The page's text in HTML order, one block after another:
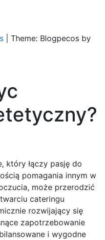
Theme: Blogpecos by
który łączy pasję do
pomagania innym w
może przerodzić
cateringu
rozwijający się
zapotrzebowanie
i wygodne